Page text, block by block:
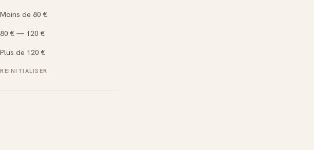
Moins de 80 €
80 € — 120 €
Plus de 120 €
REINITIALISER